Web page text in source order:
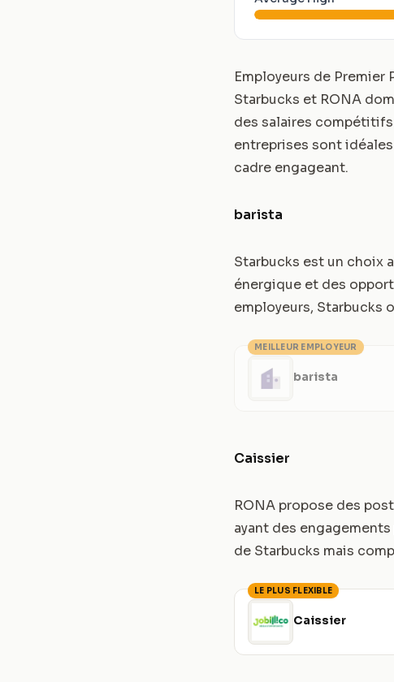
Employeurs de Premier
Starbucks et RONA
des salaires
entreprises sont
cadre engageant.
barista
Starbucks est un choix
énergique et des
employeurs, Starbucks
MEILLEUR EMPLOYEUR
barista
Caissier
RONA propose des
ayant des
de Starbucks mais
LE PLUS FLEXIBLE
Caissier